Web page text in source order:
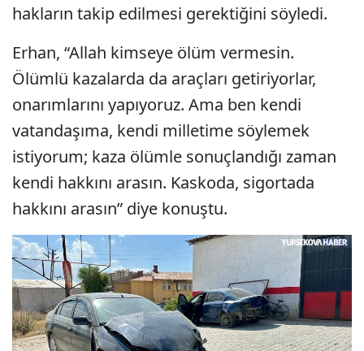
hakların takip edilmesi gerektiğini söyledi.
Erhan, “Allah kimseye ölüm vermesin.
Ölümlü kazalarda da araçları getiriyorlar,
onarımlarını yapıyoruz. Ama ben kendi
vatandaşıma, kendi milletime söylemek
istiyorum; kaza ölümle sonuçlandığı zaman
kendi hakkını arasın. Kaskoda, sigortada
hakkını arasın” diye konuştu.